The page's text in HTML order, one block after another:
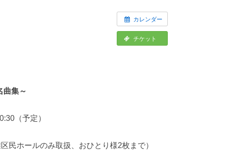
カレンダー
チケット
曲集～
（予定）
民ホールのみ取扱、おひとり様2枚まで）